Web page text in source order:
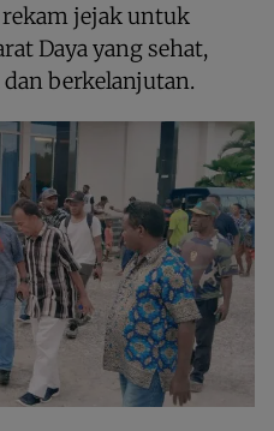
jejak untuk
Daya yang sehat,
berkelanjutan.